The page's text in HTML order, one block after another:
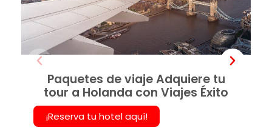
Paquetes de viaje Adquiere tu
tour a Holanda con Viajes Éxito
¡Reserva tu hotel aquí!